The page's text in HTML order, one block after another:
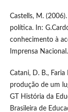
Castells, M.
política. In:
conhecimento à
Imprensa Nacional.
Catani, D. B.,
produção de um
GT História da
Brasileira de